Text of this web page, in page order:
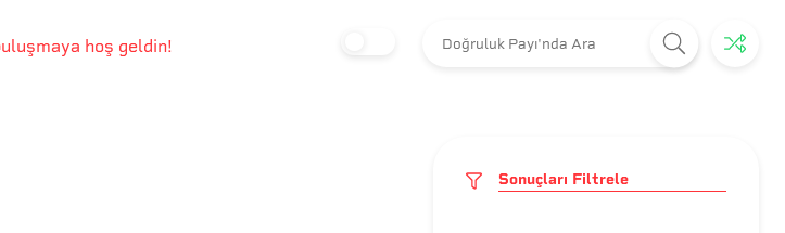
hoş geldin!
Sonuçları Filtrele